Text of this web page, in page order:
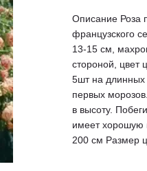
Описание Роза
французского
13-15 см,
стороной, цвет
5шт на длинных
первых
в высоту.
имеет хорошую
200 см Размер